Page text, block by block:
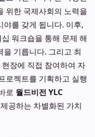
위한 국제사회의 노력을
를 갖게 됩니다. 이후,
워크숍을 통해 문제 해
기릅니다. 그리고 최
장에 직접 참여하여 자
로젝트를 기획하고 실행
로 월드비전 YLC
공하는 차별화된 가치